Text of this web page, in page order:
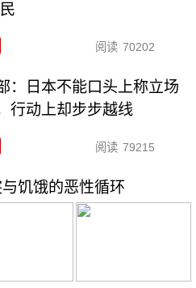
阅读 70202
：日本不能口头上称立场
行动上却步步越线
阅读 79215
饥饿的恶性循环